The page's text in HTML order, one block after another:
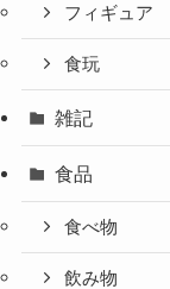
フィギュア
食玩
雑記
食品
食べ物
飲み物